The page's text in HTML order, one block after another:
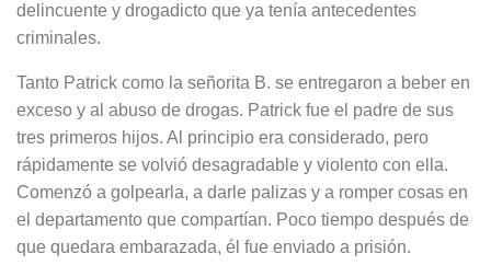
delincuente y drogadicto que ya tenía antecedentes
criminales.
Tanto Patrick como la señorita B. se entregaron a beber en
exceso y al abuso de drogas. Patrick fue el padre de sus
tres primeros hijos. Al principio era considerado, pero
rápidamente se volvió desagradable y violento con ella.
Comenzó a golpearla, a darle palizas y a romper cosas en
el departamento que compartían. Poco tiempo después de
que quedara embarazada, él fue enviado a prisión.